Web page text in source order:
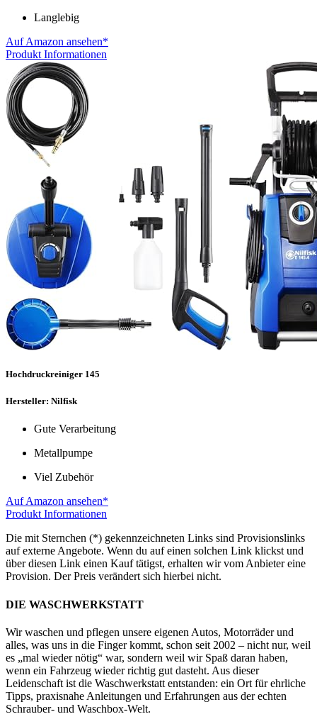
Langlebig
Auf Amazon ansehen*
Produkt Informationen
Hochdruckreiniger 145
Hersteller: Nilfisk
Gute Verarbeitung
Metallpumpe
Viel Zubehör
Auf Amazon ansehen*
Produkt Informationen
Die mit Sternchen (*) gekennzeichneten Links sind Provisionslinks
auf externe Angebote. Wenn du auf einen solchen Link klickst und
über diesen Link einen Kauf tätigst, erhalten wir vom Anbieter eine
Provision. Der Preis verändert sich hierbei nicht.
DIE WASCHWERKSTATT
Wir waschen und pflegen unsere eigenen Autos, Motorräder und
alles, was uns in die Finger kommt, schon seit 2002 – nicht nur, weil
es „mal wieder nötig“ war, sondern weil wir Spaß daran haben,
wenn ein Fahrzeug wieder richtig gut dasteht. Aus dieser
Leidenschaft ist die Waschwerkstatt entstanden: ein Ort für ehrliche
Tipps, praxisnahe Anleitungen und Erfahrungen aus der echten
Schrauber- und Waschbox-Welt.